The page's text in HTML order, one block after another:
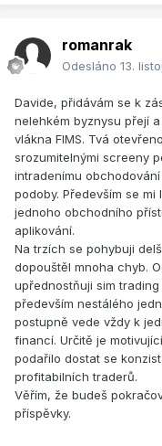
romanrak
Odesláno 13.
Davide, přidávám se k
nelehkém byznysu přejí
vlákna FIMS. Tvá
srozumitelnými screeny
intradenímu
podoby. Především se
jednoho obchodního
aplikování.
Na trzích se pohybuji
dopouštěl mnoha chyb.
upřednostňuji sim
především nestálého
postupně vede vždy k
financí. Určitě je
podařilo dostat se
profitabilních traderů.
Věřím, že budeš
příspěvky.